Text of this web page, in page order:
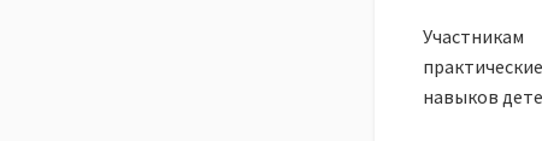
навыков